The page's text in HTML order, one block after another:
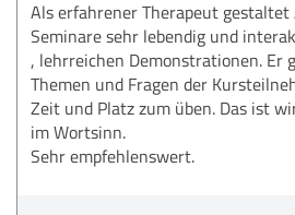
Als erfahrener Therapeut gestaltet
Seminare sehr lebendig und
, lehrreichen Demonstrationen. Er
Themen und Fragen der
Zeit und Platz zum üben. Das ist
im Wortsinn.
Sehr empfehlenswert.